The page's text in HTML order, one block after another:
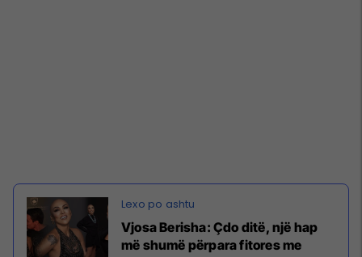
Vjosa Berisha: Çdo ditë, një hap
më shumë përpara fitores me